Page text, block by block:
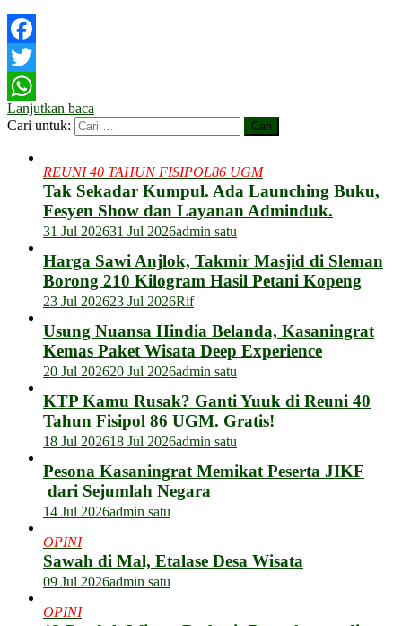
Facebook
Twitter
WhatsApp
Lanjutkan baca
Cari untuk:
REUNI 40 TAHUN FISIPOL86 UGM
Tak Sekadar Kumpul. Ada Launching Buku,
Fesyen Show dan Layanan Adminduk.
31 Jul 202631 Jul 2026admin satu
Harga Sawi Anjlok, Takmir Masjid di Sleman
Borong 210 Kilogram Hasil Petani Kopeng
23 Jul 202623 Jul 2026Rif
Usung Nuansa Hindia Belanda, Kasaningrat
Kemas Paket Wisata Deep Experience
20 Jul 202620 Jul 2026admin satu
KTP Kamu Rusak? Ganti Yuuk di Reuni 40
Tahun Fisipol 86 UGM. Gratis!
18 Jul 202618 Jul 2026admin satu
Pesona Kasaningrat Memikat Peserta JIKF
dari Sejumlah Negara
14 Jul 2026admin satu
OPINI
Sawah di Mal, Etalase Desa Wisata
09 Jul 2026admin satu
OPINI